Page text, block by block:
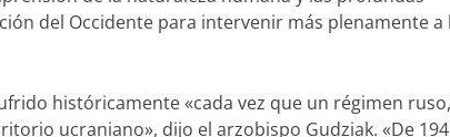
del Occidente para intervenir más plenamente a
históricamente «cada vez que un régimen
ucraniano», dijo el arzobispo Gudziak. «De